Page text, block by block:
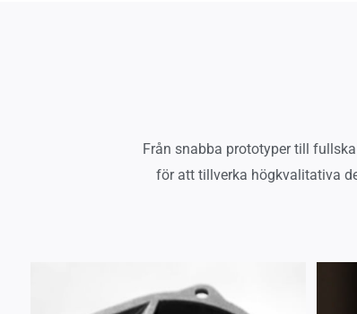
Från snabba prototyper till
för att tillverka högkvalitativa